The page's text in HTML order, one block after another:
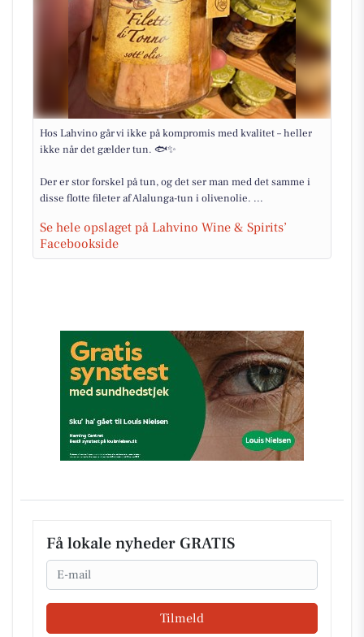
Hos Lahvino går vi ikke på kompromis med kvalitet – heller
ikke når det gælder tun. 🐟✨
Der er stor forskel på tun, og det ser man med det samme i
disse flotte fileter af Alalunga-tun i olivenolie. ...
Se hele opslaget på Lahvino Wine & Spirits’
Facebookside
Få lokale nyheder GRATIS
Email
Tilmeld